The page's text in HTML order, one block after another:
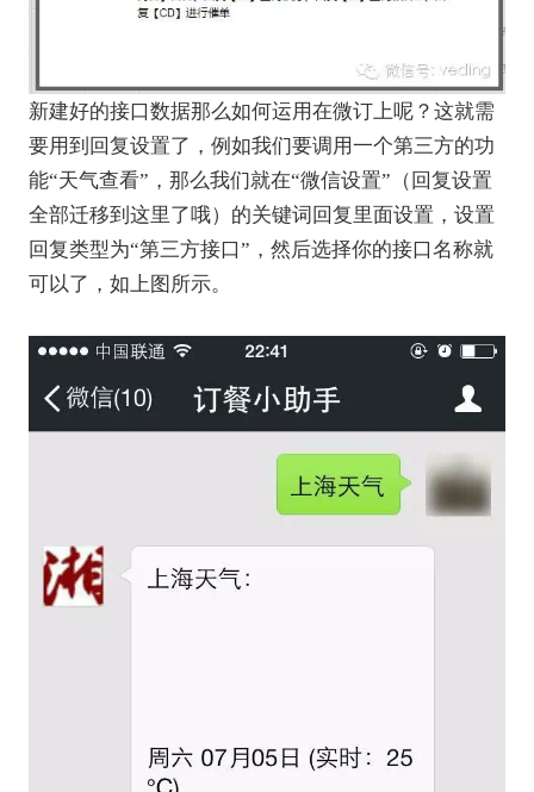
新建好的接口数据那么如何运用在微订上呢？这就需
要用到回复设置了，例如我们要调用一个第三方的功
能“天气查看”，那么我们就在“微信设置”（回复设置
全部迁移到这里了哦）的关键词回复里面设置，设置
回复类型为“第三方接口”，然后选择你的接口名称就
可以了，如上图所示。